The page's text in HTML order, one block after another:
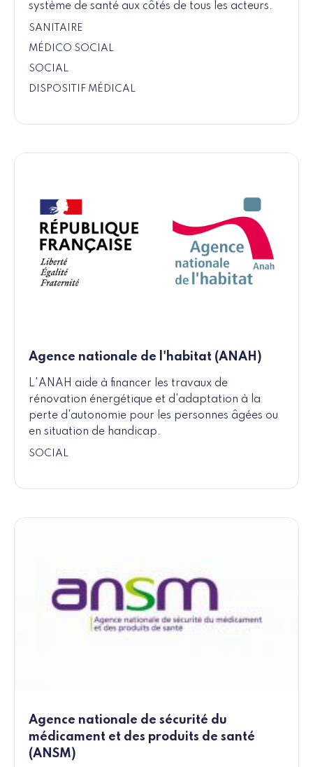
système de santé aux côtés de tous les acteurs.
SANITAIRE
MÉDICO SOCIAL
SOCIAL
DISPOSITIF MÉDICAL
Agence nationale de l'habitat (ANAH)
L'ANAH aide à financer les travaux de
rénovation énergétique et d'adaptation à la
perte d'autonomie pour les personnes âgées ou
en situation de handicap.
SOCIAL
Agence nationale de sécurité du
médicament et des produits de santé
(ANSM)